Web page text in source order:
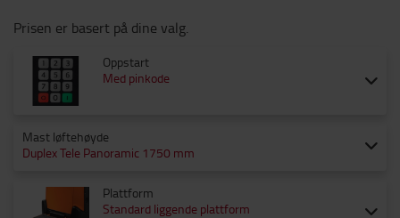
Prisen er basert på dine valg.
Oppstart
Med pinkode
Mast løftehøyde
Duplex Tele Panoramic 1750 mm
Plattform
Standard liggende plattform